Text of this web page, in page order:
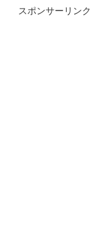
スポンサーリンク